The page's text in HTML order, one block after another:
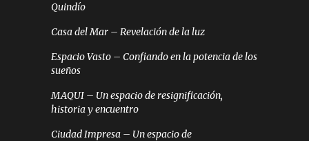
Quindío
Casa del Mar – Revelación de la luz
Espacio Vasto – Confiando en la potencia de los
sueños
MAQUI – Un espacio de resignificación,
historia y encuentro
Ciudad Impresa – Un espacio de